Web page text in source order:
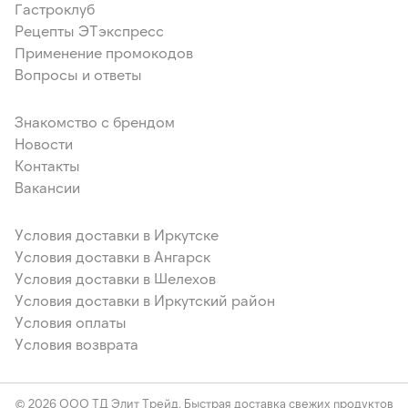
Гастроклуб
Рецепты ЭТэкспресс
Применение промокодов
Вопросы и ответы
Знакомство с брендом
Новости
Контакты
Вакансии
Условия доставки в Иркутске
Условия доставки в Ангарск
Условия доставки в Шелехов
Условия доставки в Иркутский район
Условия оплаты
Условия возврата
© 2026 ООО ТД Элит Трейд. Быстрая доставка свежих продуктов